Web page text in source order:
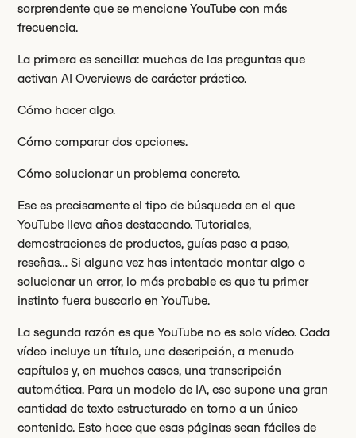
sorprendente que se mencione YouTube con más
frecuencia.
La primera es sencilla: muchas de las preguntas que
activan AI Overviews de carácter práctico.
Cómo hacer algo.
Cómo comparar dos opciones.
Cómo solucionar un problema concreto.
Ese es precisamente el tipo de búsqueda en el que
YouTube lleva años destacando. Tutoriales,
demostraciones de productos, guías paso a paso,
reseñas… Si alguna vez has intentado montar algo o
solucionar un error, lo más probable es que tu primer
instinto fuera buscarlo en YouTube.
La segunda razón es que YouTube no es solo vídeo. Cada
vídeo incluye un título, una descripción, a menudo
capítulos y, en muchos casos, una transcripción
automática. Para un modelo de IA, eso supone una gran
cantidad de texto estructurado en torno a un único
contenido. Esto hace que esas páginas sean fáciles de